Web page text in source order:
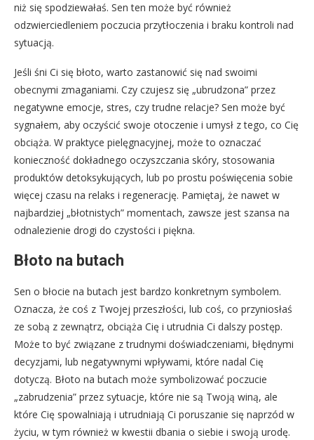
niż się spodziewałaś. Sen ten może być również
odzwierciedleniem poczucia przytłoczenia i braku kontroli nad
sytuacją.
Jeśli śni Ci się błoto, warto zastanowić się nad swoimi
obecnymi zmaganiami. Czy czujesz się „ubrudzona” przez
negatywne emocje, stres, czy trudne relacje? Sen może być
sygnałem, aby oczyścić swoje otoczenie i umysł z tego, co Cię
obciąża. W praktyce pielęgnacyjnej, może to oznaczać
konieczność dokładnego oczyszczania skóry, stosowania
produktów detoksykujących, lub po prostu poświęcenia sobie
więcej czasu na relaks i regenerację. Pamiętaj, że nawet w
najbardziej „błotnistych” momentach, zawsze jest szansa na
odnalezienie drogi do czystości i piękna.
Błoto na butach
Sen o błocie na butach jest bardzo konkretnym symbolem.
Oznacza, że coś z Twojej przeszłości, lub coś, co przyniosłaś
ze sobą z zewnątrz, obciąża Cię i utrudnia Ci dalszy postęp.
Może to być związane z trudnymi doświadczeniami, błędnymi
decyzjami, lub negatywnymi wpływami, które nadal Cię
dotyczą. Błoto na butach może symbolizować poczucie
„zabrudzenia” przez sytuacje, które nie są Twoją winą, ale
które Cię spowalniają i utrudniają Ci poruszanie się naprzód w
życiu, w tym również w kwestii dbania o siebie i swoją urodę.